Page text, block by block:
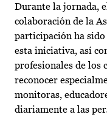
Durante la jornada,
colaboración de la
participación ha
esta iniciativa, así
profesionales de los
reconocer
monitoras,
diariamente a las